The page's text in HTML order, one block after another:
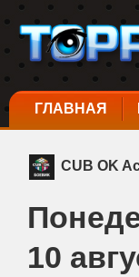
ГЛАВНАЯ
CUB OK
10